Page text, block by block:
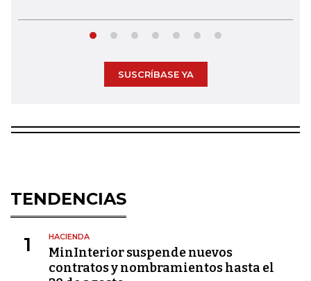
SUSCRÍBASE YA
TENDENCIAS
1 HACIENDA
MinInterior suspende nuevos
contratos y nombramientos hasta el